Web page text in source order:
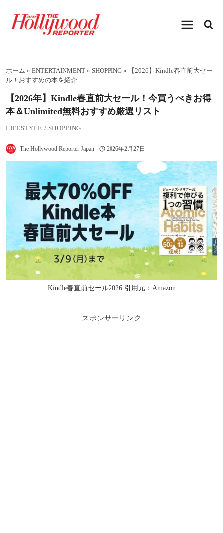
プホーム » ENTERTAINMENT » SHOPPING »
【2026】Kindle春直前大セー
ル！おすすめの本を紹介
【2026年】Kindle春直前大セール！今買うべきお得
本＆Unlimited無料おすすめ厳選リスト
LIFESTYLE / SHOPPING
The Hollywood Reporter Japan 2026年2月27日
Kindle春直前セール2026 引用元：Amazon
スポンサーリンク